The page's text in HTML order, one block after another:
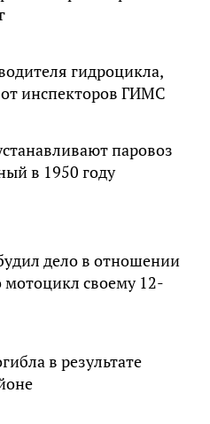
гидроцикла,
инспекторов ГИМС
паровоз
в 1950 году
дело в отношении
своему 12-
в результате